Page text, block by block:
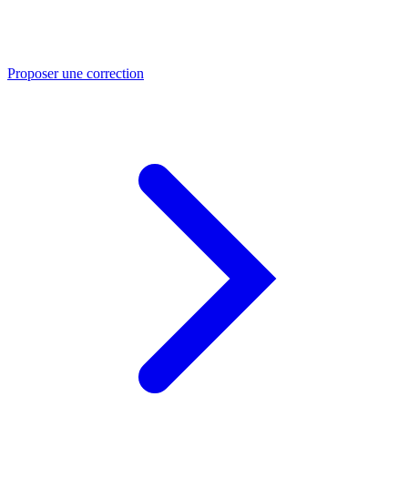
Proposer une correction